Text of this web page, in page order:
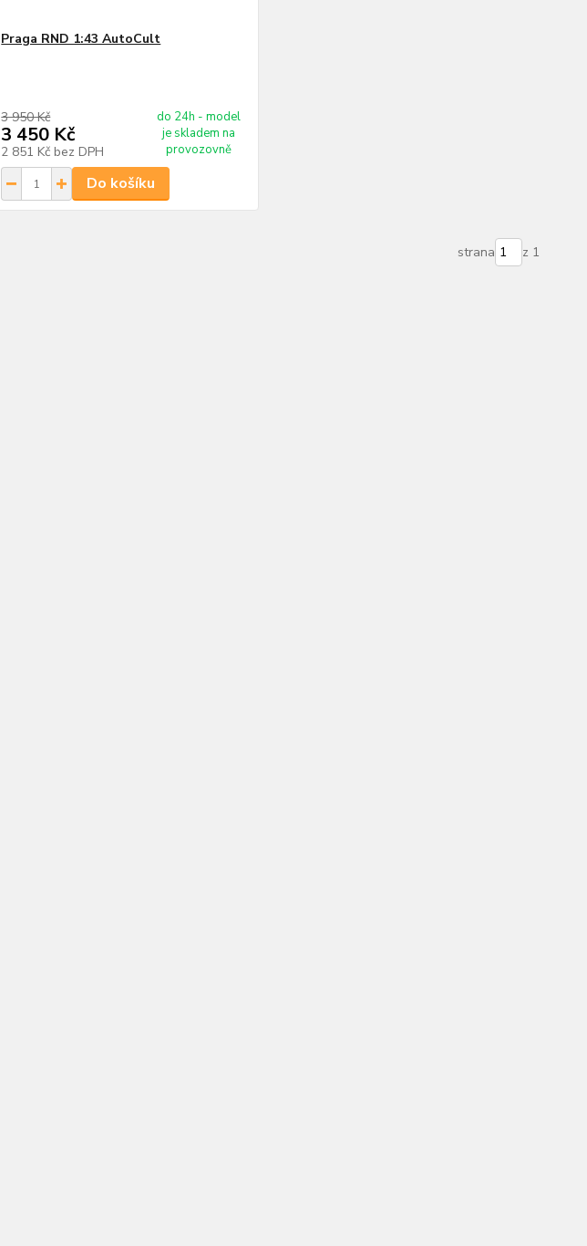
Praga RND 1:43 AutoCult
3 950 Kč
3 450 Kč
2 851 Kč bez DPH
do 24h - model
je skladem na
provozovně
Do košíku
strana z 1